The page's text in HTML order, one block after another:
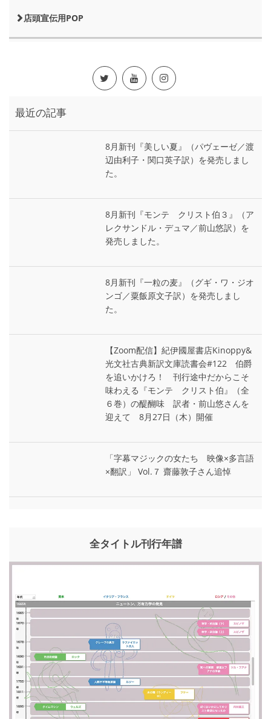
店頭宣伝用POP
最近の記事
8月新刊『美しい夏』（パヴェーゼ／渡
辺由利子・関口英子訳）を発売しまし
た。
8月新刊『モンテ゠クリスト伯３』（ア
レクサンドル・デュマ／前山悠訳）を
発売しました。
8月新刊『一粒の麦』（グギ・ワ・ジオ
ンゴ／粟飯原文子訳）を発売しまし
た。
【Zoom配信】紀伊國屋書店Kinoppy&
光文社古典新訳文庫読書会#122 伯爵
を追いかけろ！ 刊行途中だからこそ
味わえる『モンテ゠クリスト伯』（全
６巻）の醍醐味 訳者・前山悠さんを
迎えて 8月27日（木）開催
「字幕マジックの女たち 映像×多言語
×翻訳」 Vol.７ 齋藤敦子さん追悼
全タイトル刊行年譜